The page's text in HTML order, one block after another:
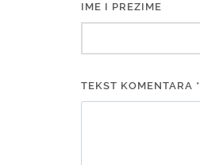
IME I PREZIME
TEKST KOMENTARA *